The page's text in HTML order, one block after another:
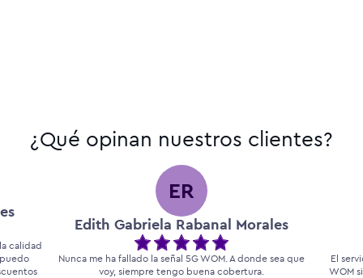
¿Qué opinan nuestros clientes?
calidad
ER
Edith Gabriela Rabanal Morales
Nunca me ha fallado la señal 5G WOM. A donde sea que
voy, siempre tengo buena cobertura.
El
WOM